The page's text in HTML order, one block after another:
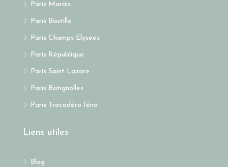
Paris Marais
Paris Bastille
Paris Champs Elysées
Paris République
Paris Saint Lazare
Paris Batignolles
Paris Trocadéro Iéna
Liens utiles
Blog